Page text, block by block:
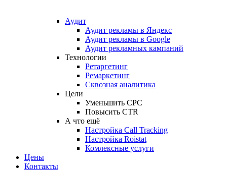
Аудит
Аудит рекламы в Яндекс
Аудит рекламы в Google
Аудит рекламных кампаний
Технологии
Ретаргетинг
Ремаркетинг
Сквозная аналитика
Цели
Уменьшить CPC
Повысить CTR
А что ещё
Настройка Call Tracking
Настройка Roistat
Комлексные услуги
Цены
Контакты